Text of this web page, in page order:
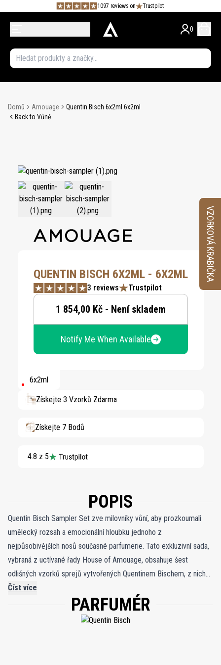
1097 reviews on Trustpilot
0
Domů Amouage
Quentin Bisch 6x2ml 6x2ml
Back to Vůně
QUENTIN BISCH 6X2ML - 6X2ML
3 reviews Trustpilot
1 854,00 Kč - Není skladem
Notify Me When Available
6x2ml
Získejte 3 Vzorků Zdarma
Získejte 7 Bodů
4.8 z 5
POPIS
Quentin Bisch Sampler Set zve milovníky vůní, aby prozkoumali
umělecký rozsah a emocionální hloubku jednoho z
nejpůsobivějších nosů současné parfumerie. Tato exkluzivní sada,
vybraná z uctívané řady House of Amouage, obsahuje šest
odlišných vzorků sprejů vytvořených Quentinem Bischem, z nichž
každý odhaluje jedinečný aspekt jeho tvůrčího podpisu – od
zářivých květin a bohatých pryskyřičných dřevin až po pikantní
intenzitu a kontemplativní teplo. Tato sada vzorků, dodávaná v
Číst více
PARFUMÉR
VZORKOVÁ KRABIČKA